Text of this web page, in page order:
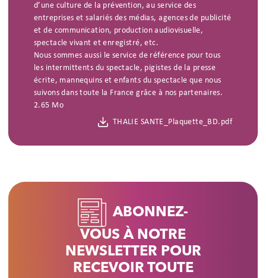
d’une culture de la prévention, au service des
entreprises et salariés des médias, agences de publicité
et de communication, production audiovisuelle,
spectacle vivant et enregistré, etc.
Nous sommes aussi le service de référence pour tous
les intermittents du spectacle, pigistes de la presse
écrite, mannequins et enfants du spectacle que nous
suivons dans toute la France grâce à nos partenaires.
2.65 Mo
THALIE SANTE_Plaquette_BD.pdf
ABONNEZ-
VOUS À NOTRE
NEWSLETTER POUR
RECEVOIR TOUTE